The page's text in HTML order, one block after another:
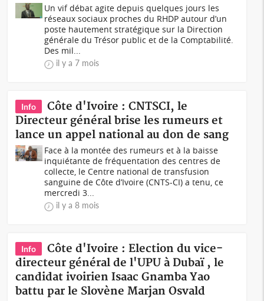
Un vif débat agite depuis quelques jours les
réseaux sociaux proches du RHDP autour d’un
poste hautement stratégique sur la Direction
générale du Trésor public et de la Comptabilité.
Des mil...
il y a 7 mois
Info
Côte d'Ivoire : CNTSCI, le
Directeur général brise les rumeurs et
lance un appel national au don de sang
Face à la montée des rumeurs et à la baisse
inquiétante de fréquentation des centres de
collecte, le Centre national de transfusion
sanguine de Côte d’Ivoire (CNTS-CI) a tenu, ce
mercredi 3...
il y a 8 mois
Info
Côte d'Ivoire : Election du vice-
directeur général de l'UPU à Dubaï , le
candidat ivoirien Isaac Gnamba Yao
battu par le Slovène Marjan Osvald